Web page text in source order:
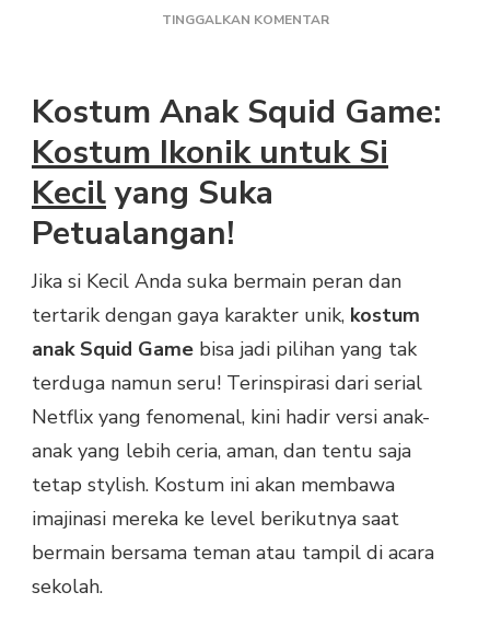
TINGGALKAN KOMENTARPADA
GAME
Kostum Anak Squid Game:
Kostum Ikonik untuk Si
Kecilyang Suka
Petualangan!
Jika si Kecil Anda suka bermain peran dan
tertarik dengan gaya karakter unik, kostum
anak Squid Game bisa jadi pilihan yang tak
terduga namun seru! Terinspirasi dari serial
Netflix yang fenomenal, kini hadir versi anak-
anak yang lebih ceria, aman, dan tentu saja
tetap stylish. Kostum ini akan membawa
imajinasi mereka ke level berikutnya saat
bermain bersama teman atau tampil di acara
sekolah.